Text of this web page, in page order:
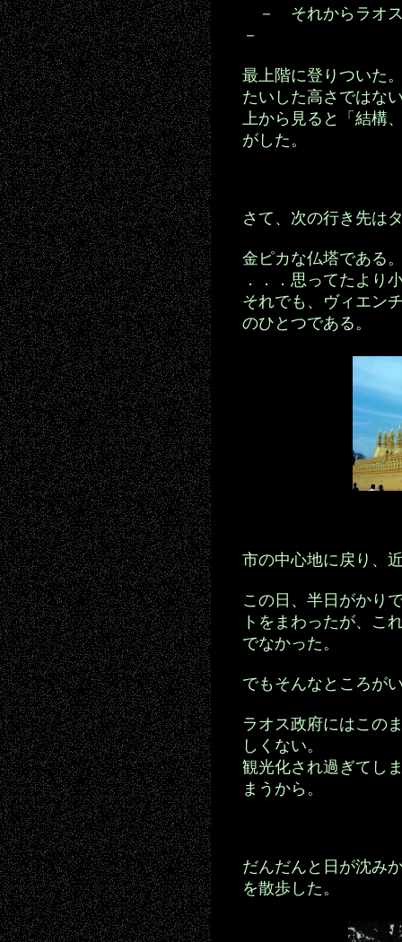
－ それからラオス
－
最上階に登りついた
たいした高さではな
上から見ると「結構
がした。
さて、次の行き先は
金ピカな仏塔である
．．．思ってたより
それでも、ヴィエン
のひとつである。
市の中心地に戻り、
この日、半日がかり
トをまわったが、こ
でなかった。
でもそんなところが
ラオス政府にはこの
しくない。
観光化され過ぎてし
まうから。
だんだんと日が沈み
を散歩した。